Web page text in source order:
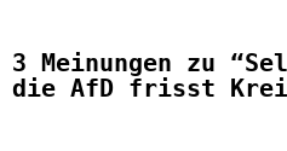
3 Meinungen zu
die AfD frisst